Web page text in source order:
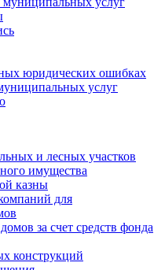
юридических ошибках
услуг
и лесных участков
имущества
казны
для
за счет средств фонда
конструкций